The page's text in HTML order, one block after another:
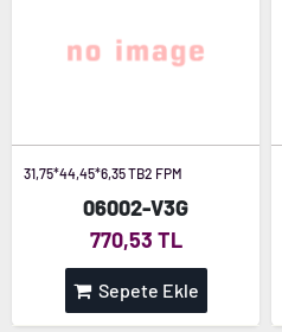
31,75*44,45*6,35 TB2 FPM
06002-V3G
770,53 TL
Sepete Ekle